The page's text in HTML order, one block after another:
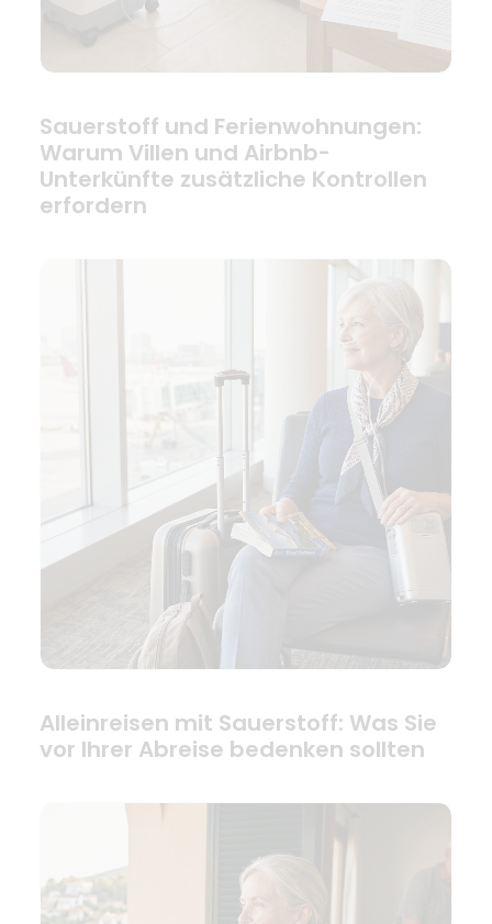
Sauerstoff und Ferienwohnungen:
Warum Villen und Airbnb-
Unterkünfte zusätzliche Kontrollen
erfordern
Alleinreisen mit Sauerstoff: Was Sie
vor Ihrer Abreise bedenken sollten